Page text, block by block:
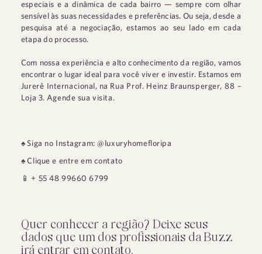
especiais e a dinâmica de cada bairro — sempre com olhar
sensível às suas necessidades e preferências. Ou seja, desde a
pesquisa até a negociação, estamos ao seu lado em cada
etapa do processo.
Com nossa experiência e alto conhecimento da região, vamos
encontrar o lugar ideal para você viver e investir. Estamos em
Jurerê Internacional, na Rua Prof. Heinz Braunsperger, 88 –
Loja 3. Agende sua visita.
♠ Siga no Instagram: @luxuryhomefloripa
♠Clique e entre em contato
📱+ 55 48 99660 6799
Quer conhecer a região? Deixe seus
dados que um dos profissionais da Buzz
irá entrar em contato.